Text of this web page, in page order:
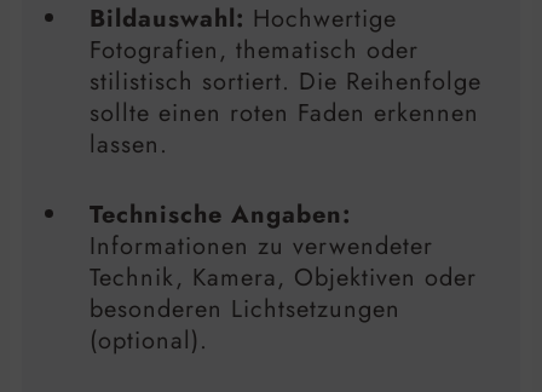
Bildauswahl: Hochwertige
Fotografien, thematisch oder
stilistisch sortiert. Die Reihenfolge
sollte einen roten Faden erkennen
lassen.
Technische Angaben:
Informationen zu verwendeter
Technik, Kamera, Objektiven oder
besonderen Lichtsetzungen
(optional).